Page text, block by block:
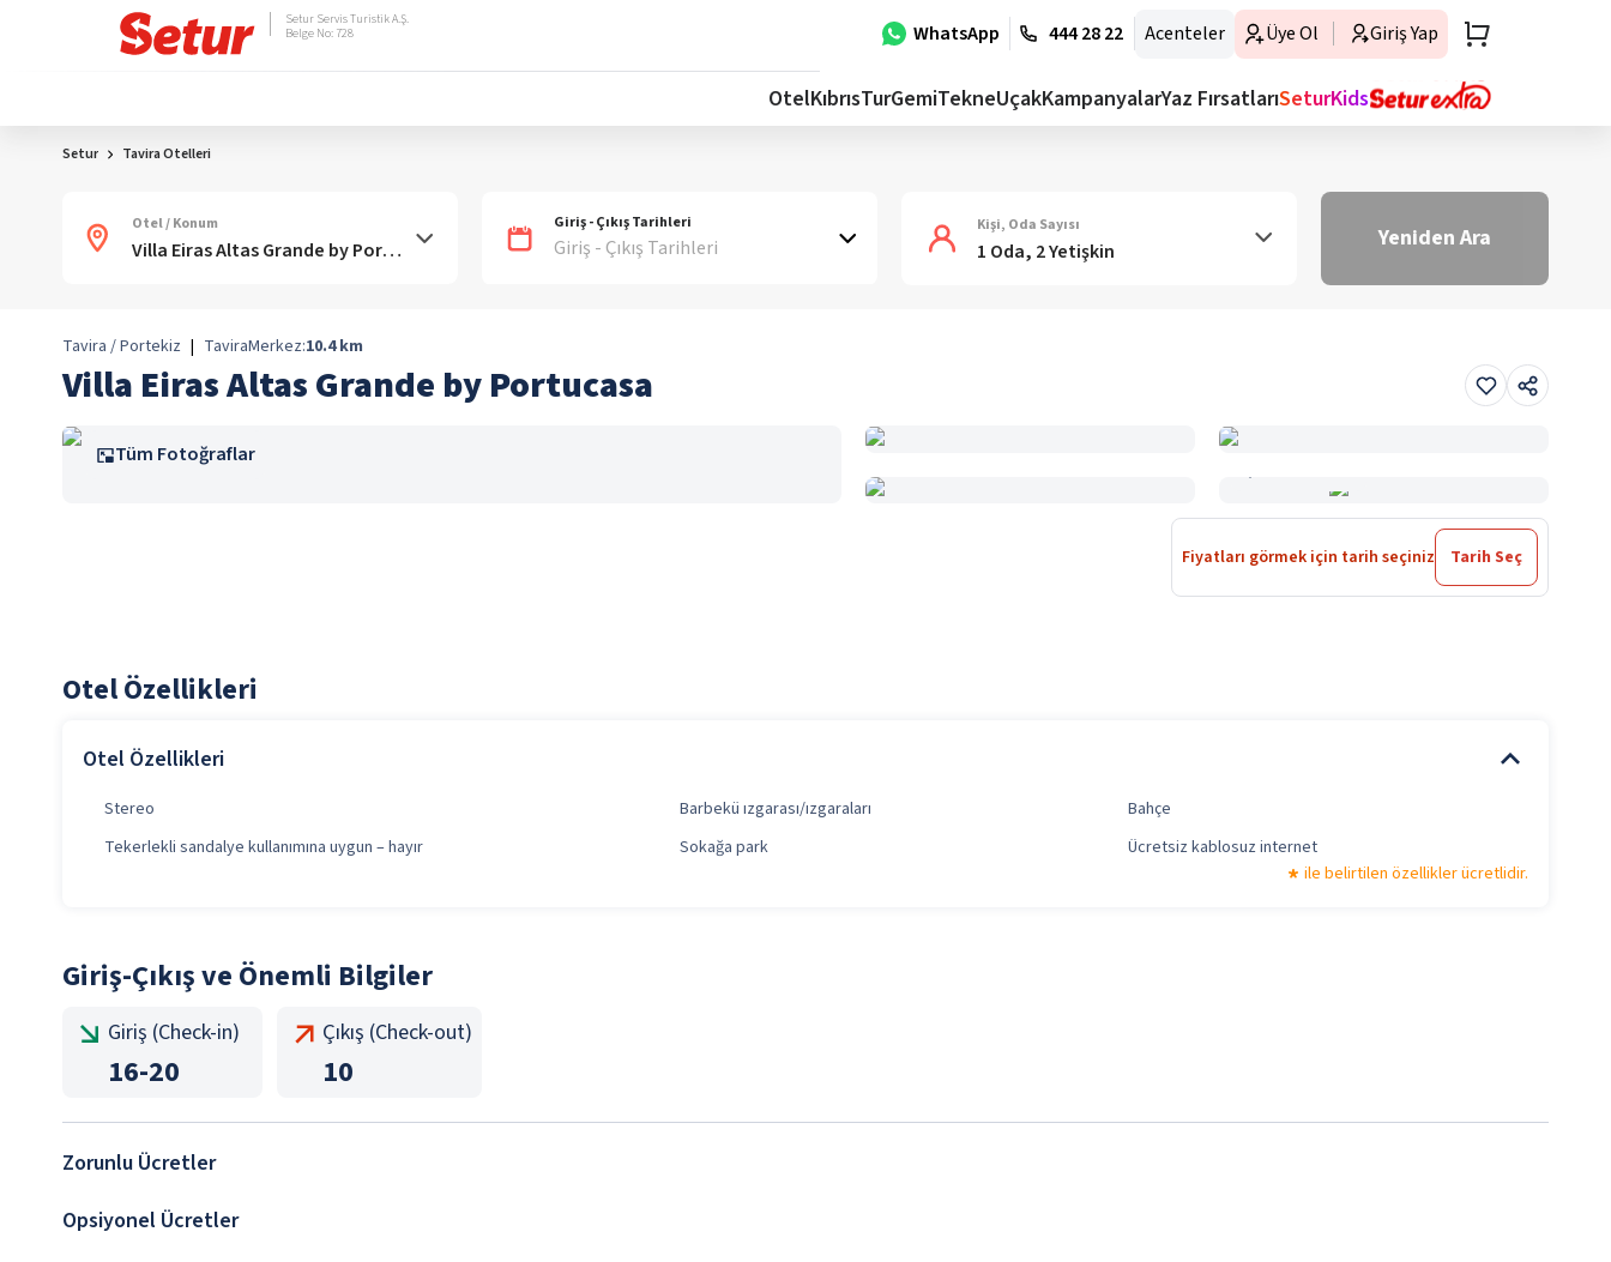
WhatsApp 444 28 22 Acenteler Üye Ol Giriş Yap
Setur Servis Turistik A.Ş.
Belge No: 728
OtelKıbrısTurGemiTekneUçakKampanyalarYaz FırsatlarıSeturKids
Setur Tavira Otelleri
Otel / Konum Giriş - Çıkış Tarihleri
Giriş - Çıkış Tarihleri
Kişi, Oda Sayısı
1 Oda, 2 Yetişkin Yeniden Ara
Tavira / Portekiz | TaviraMerkez:10.4 km
Villa Eiras Altas Grande by Portucasa
Tüm Fotoğraflar
Fiyatları görmek için tarih seçiniz Tarih Seç
Otel Özellikleri
Otel Özellikleri
Stereo Barbekü ızgarası/ızgaraları
Bahçe
Tekerlekli sandalye kullanımına uygun – hayır
Sokağa park
Ücretsiz kablosuz internet
ile belirtilen özellikler ücretlidir.
Giriş-Çıkış ve Önemli Bilgiler
Giriş (Check-in)
16-20
Çıkış (Check-out)
10
Zorunlu Ücretler
Opsiyonel Ücretler